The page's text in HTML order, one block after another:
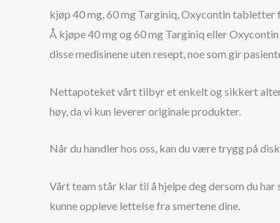
kjøp 40 mg, 60 mg Targiniq, Oxycontin
Å kjøpe 40 mg og 60 mg Targiniq eller
disse medisinene uten resept, noe som gir
Nettapoteket vårt tilbyr et enkelt og sikkert
høy, da vi kun leverer originale produkter.
Når du handler hos oss, kan du være trygg på
Vårt team står klar til å hjelpe deg dersom du
kunne oppleve lettelse fra smertene dine.